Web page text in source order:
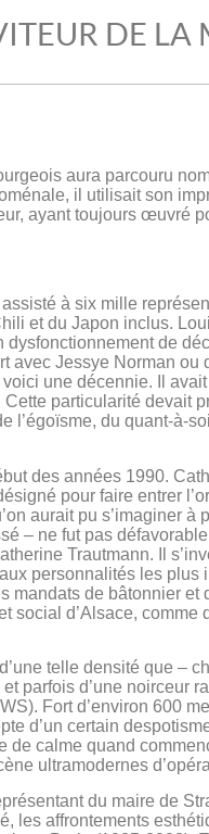
DE LA
aura parcouru
il utilisait son
ayant toujours œuvré
à six mille
et du Japon inclus.
dysfonctionnement de
avec Jessye Norman ou
une décennie. Il
particularité devait
l’égoïsme, du quant-à-
des années 1990.
pour faire entrer
aurait pu s’imaginer à
– ne fut pas défavorable
Trautmann. Il
personnalités les plus
mandats de bâtonnier et
social d’Alsace, comme
telle densité que –
parfois d’une noirceur
Fort d’environ 600
d’un certain
de calme quand
ultramodernes
du maire de
les affrontements